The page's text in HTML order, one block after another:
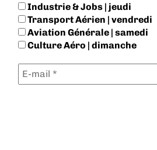
Industrie & Jobs | jeudi
Transport Aérien | vendredi
Aviation Générale | samedi
Culture Aéro | dimanche